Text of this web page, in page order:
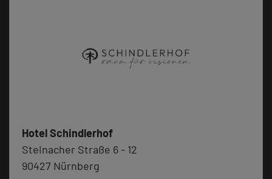
Hotel Schindlerhof
Steinacher Straße 6 - 12
90427 Nürnberg